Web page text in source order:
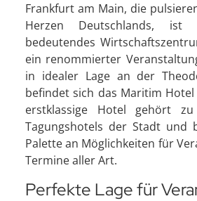
Frankfurt am Main, die
Herzen Deutschlands,
bedeutendes
ein renommierter
in idealer Lage an der
befindet sich das Maritim Hotel
erstklassige Hotel gehört
Tagungshotels der Stadt und
Palette an Möglichkeiten für
Termine aller Art.
Perfekte Lage für